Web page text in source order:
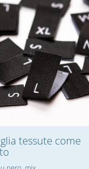
tessute come